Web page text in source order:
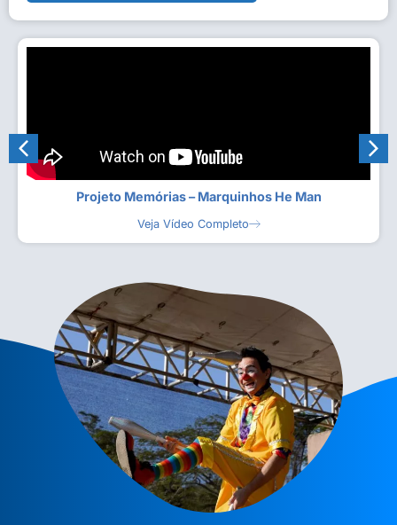
Projeto Memórias – Marquinhos He Man
Veja Vídeo Completo